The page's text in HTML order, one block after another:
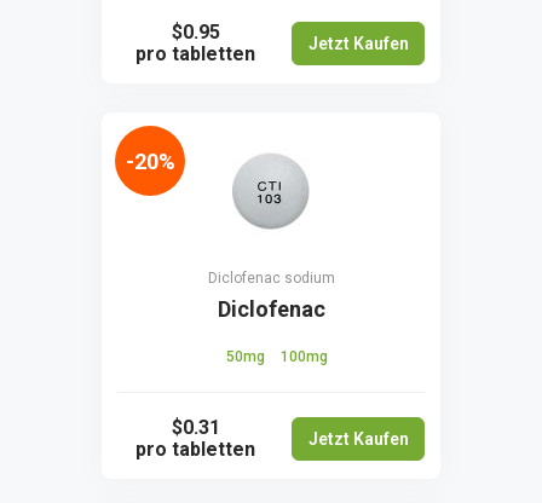
$0.95
pro tabletten
Jetzt Kaufen
Diclofenac sodium
Diclofenac
50mg 100mg
$0.31
pro tabletten
Jetzt Kaufen
-20%